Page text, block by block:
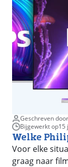
Geschreven
Bijgewerkt op15
Welke
Voor elke
graag naar